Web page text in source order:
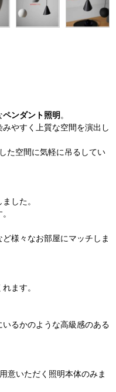
ペンダント照明。
やすく上質な空間を演出し
た空間に気軽に吊るしてい
した。
様々なお部屋にマッチしま
ます。
るかのような高級感のある
意いただく照明本体のみま